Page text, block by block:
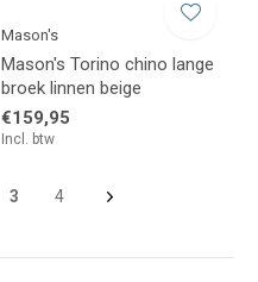
Mason's
Mason's Torino chino lange
broek linnen beige
€159,95
Incl. btw
3 4